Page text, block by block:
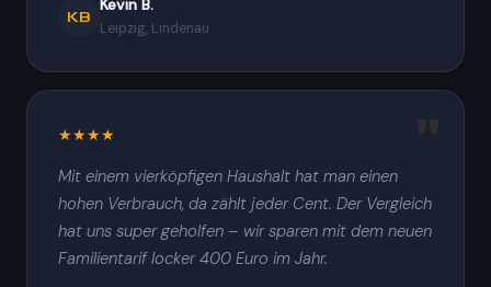
KB
Kevin B.
Leipzig, Lindenau
★★★★
Mit einem vierköpfigen Haushalt hat man einen
hohen Verbrauch, da zählt jeder Cent. Der Vergleich
hat uns super geholfen – wir sparen mit dem neuen
Familientarif locker 400 Euro im Jahr.